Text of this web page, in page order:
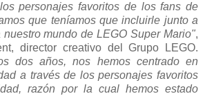
personajes favoritos de los fans de
que teníamos que incluirle junto a
mundo de LEGO Super Mario",
director creativo del Grupo LEGO.
dos años, nos hemos centrado en
a través de los personajes favoritos
razón por la cual hemos estado